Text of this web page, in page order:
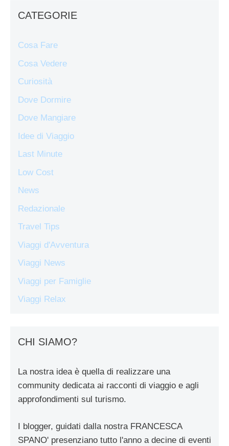
CATEGORIE
Cosa Fare
Cosa Vedere
Curiosità
Dove Dormire
Dove Mangiare
Idee di Viaggio
Last Minute
Low Cost
News
Redazionale
Travel Tips
Viaggi d'Avventura
Viaggi News
Viaggi per Famiglie
Viaggi Relax
CHI SIAMO?
La nostra idea è quella di realizzare una
community dedicata ai racconti di viaggio e agli
approfondimenti sul turismo.
I blogger, guidati dalla nostra FRANCESCA
SPANO' presenziano tutto l'anno a decine di eventi